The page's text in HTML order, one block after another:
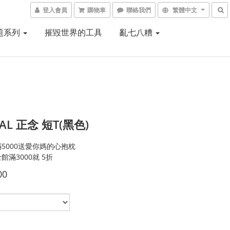
登入會員 購物車 聯絡我們 繁體中文
系列 摧毀世界的工具 亂七八糟
正念 短T(黑色)
送愛你媽的心抱枕
滿3000就 5折